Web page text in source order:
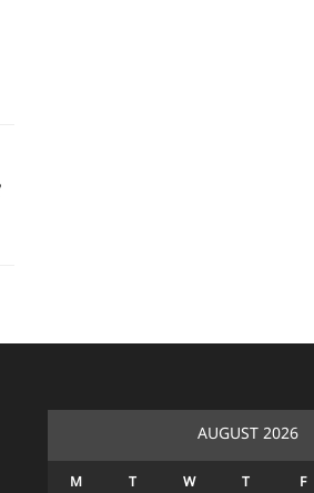
AUGUST 2026
M T W T F